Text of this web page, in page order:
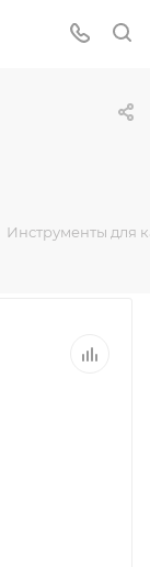
Инструменты для